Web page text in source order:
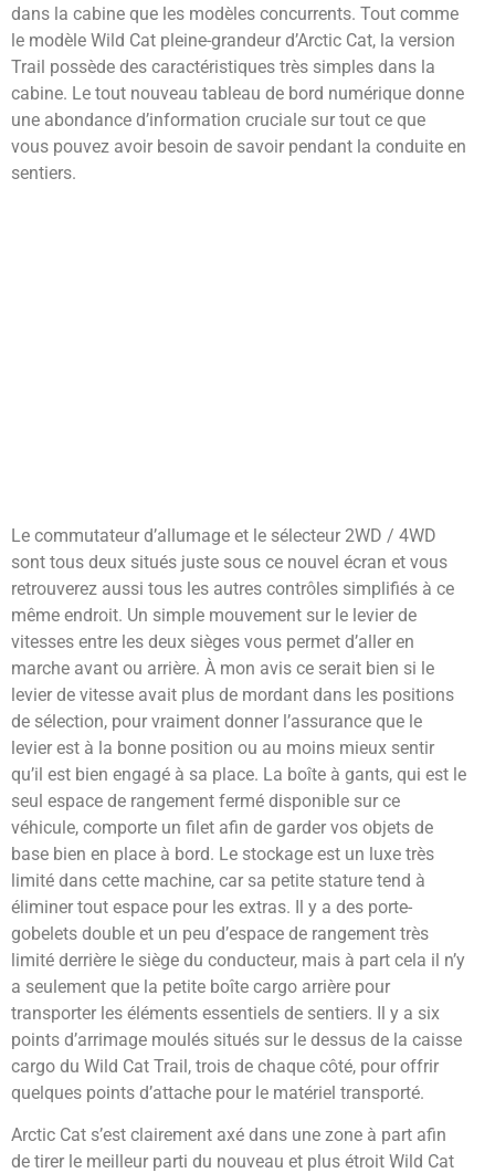
dans la cabine que les modèles concurrents. Tout comme
le modèle Wild Cat pleine-grandeur d’Arctic Cat, la version
Trail possède des caractéristiques très simples dans la
cabine. Le tout nouveau tableau de bord numérique donne
une abondance d’information cruciale sur tout ce que
vous pouvez avoir besoin de savoir pendant la conduite en
sentiers.
Le commutateur d’allumage et le sélecteur 2WD / 4WD
sont tous deux situés juste sous ce nouvel écran et vous
retrouverez aussi tous les autres contrôles simplifiés à ce
même endroit. Un simple mouvement sur le levier de
vitesses entre les deux sièges vous permet d’aller en
marche avant ou arrière. À mon avis ce serait bien si le
levier de vitesse avait plus de mordant dans les positions
de sélection, pour vraiment donner l’assurance que le
levier est à la bonne position ou au moins mieux sentir
qu’il est bien engagé à sa place. La boîte à gants, qui est le
seul espace de rangement fermé disponible sur ce
véhicule, comporte un filet afin de garder vos objets de
base bien en place à bord. Le stockage est un luxe très
limité dans cette machine, car sa petite stature tend à
éliminer tout espace pour les extras. Il y a des porte-
gobelets double et un peu d’espace de rangement très
limité derrière le siège du conducteur, mais à part cela il n’y
a seulement que la petite boîte cargo arrière pour
transporter les éléments essentiels de sentiers. Il y a six
points d’arrimage moulés situés sur le dessus de la caisse
cargo du Wild Cat Trail, trois de chaque côté, pour offrir
quelques points d’attache pour le matériel transporté.
Arctic Cat s’est clairement axé dans une zone à part afin
de tirer le meilleur parti du nouveau et plus étroit Wild Cat